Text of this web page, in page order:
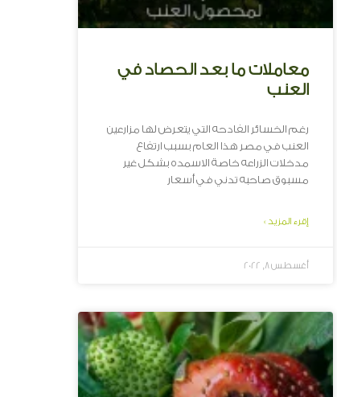
معاملات ما بعد الحصاد في
العنب
رغم الخسائر الفادحه التي يتعرض لها مزارعين
العنب في مصر هذا العام بسبب ارتفاع
مدخلات الزراعه خاصة الاسمده بشكل غير
مسبوق صاحبه تدني في أسعار
إقرء المزيد »
أغسطس 8, 2022